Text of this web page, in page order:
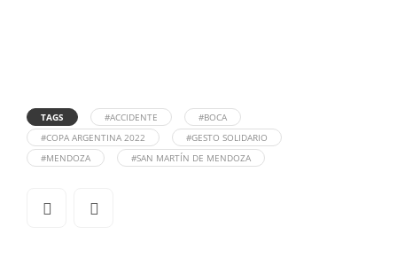
TAGS #ACCIDENTE
#BOCA
#COPA ARGENTINA 2022
#GESTO SOLIDARIO
#MENDOZA
#SAN MARTÍN DE MENDOZA